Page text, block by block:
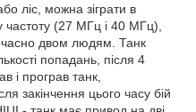
ліс, можна зіграти в
частоту (27 МГц і 40 МГц),
двом людям. Танк
попадань, після 4
і програв танк,
закінчення цього часу бій